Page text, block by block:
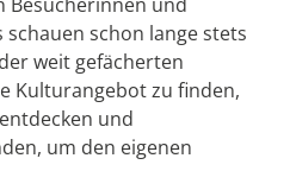
schauen schon lange stets
weit gefächerten
Kulturangebot zu finden,
und
um den eigenen